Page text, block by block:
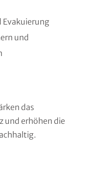
Evakuierung
und
das
und erhöhen die